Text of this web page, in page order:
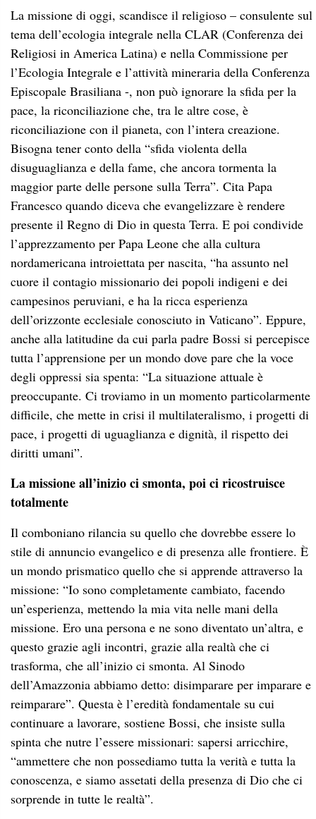
La missione di oggi, scandisce il religioso – consulente sul
tema dell’ecologia integrale nella CLAR (Conferenza dei
Religiosi in America Latina) e nella Commissione per
l’Ecologia Integrale e l’attività mineraria della Conferenza
Episcopale Brasiliana -, non può ignorare la sfida per la
pace, la riconciliazione che, tra le altre cose, è
riconciliazione con il pianeta, con l’intera creazione.
Bisogna tener conto della “sfida violenta della
disuguaglianza e della fame, che ancora tormenta la
maggior parte delle persone sulla Terra”. Cita Papa
Francesco quando diceva che evangelizzare è rendere
presente il Regno di Dio in questa Terra. E poi condivide
l’apprezzamento per Papa Leone che alla cultura
nordamericana introiettata per nascita, “ha assunto nel
cuore il contagio missionario dei popoli indigeni e dei
campesinos peruviani, e ha la ricca esperienza
dell’orizzonte ecclesiale conosciuto in Vaticano”. Eppure,
anche alla latitudine da cui parla padre Bossi si percepisce
tutta l’apprensione per un mondo dove pare che la voce
degli oppressi sia spenta: “La situazione attuale è
preoccupante. Ci troviamo in un momento particolarmente
difficile, che mette in crisi il multilateralismo, i progetti di
pace, i progetti di uguaglianza e dignità, il rispetto dei
diritti umani”.
La missione all’inizio ci smonta, poi ci ricostruisce
totalmente
Il comboniano rilancia su quello che dovrebbe essere lo
stile di annuncio evangelico e di presenza alle frontiere. È
un mondo prismatico quello che si apprende attraverso la
missione: “Io sono completamente cambiato, facendo
un’esperienza, mettendo la mia vita nelle mani della
missione. Ero una persona e ne sono diventato un’altra, e
questo grazie agli incontri, grazie alla realtà che ci
trasforma, che all’inizio ci smonta. Al Sinodo
dell’Amazzonia abbiamo detto: disimparare per imparare e
reimparare”. Questa è l’eredità fondamentale su cui
continuare a lavorare, sostiene Bossi, che insiste sulla
spinta che nutre l’essere missionari: sapersi arricchire,
“ammettere che non possediamo tutta la verità e tutta la
conoscenza, e siamo assetati della presenza di Dio che ci
sorprende in tutte le realtà”.